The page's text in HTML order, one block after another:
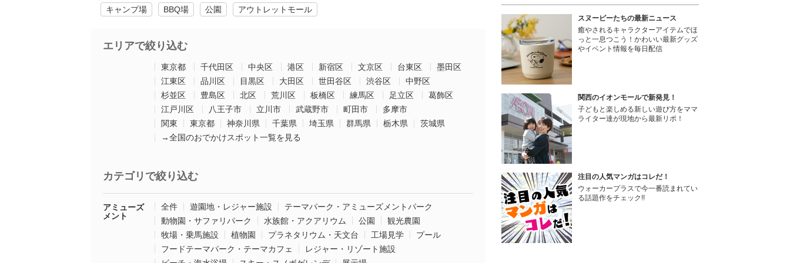
キャンプ場 BBQ場 公園 アウトレットモール
エリアで絞り込む
東京都 千代田区 中央区 港区 新宿区 文京区 台東区
墨田区
江東区
品川区 目黒区 大田区 世田谷区 渋谷区
中野区
杉並区
豊島区 北区 荒川区 板橋区 練馬区 足立区
葛飾区
江戸川区
八王子市 立川市 武蔵野市 町田市
多摩市
関東
東京都 神奈川県 千葉県 埼玉県 群馬県 栃木県
茨城県
→全国のおでかけスポット一覧を見る
カテゴリで絞り込む
アミューズ
メント
全件 遊園地・レジャー施設
テーマパーク・アミューズメントパーク
動物園・サファリパーク
水族館・アクアリウム 公園
観光農園
牧場・乗馬施設
植物園 プラネタリウム・天文台 工場見学
プール
フードテーマパーク・テーマカフェ
レジャー・リゾート施設
スヌーピーたちの最新ニュース
癒やされるキャラクターアイテムでほ
っと一息つこう！かわいい最新グッズ
やイベント情報を毎日配信
関西のイオンモールで新発見！
子どもと楽しめる新しい遊び方をママ
ライター達が現地から最新リポ！
注目の人気マンガはコレだ！
ウォーカープラスで今一番読まれてい
る話題作をチェック!!